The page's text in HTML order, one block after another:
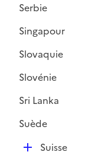
p
l
i
e
Serbie
Singapour
Slovaquie
Slovénie
Sri Lanka
Suède
DSuisse